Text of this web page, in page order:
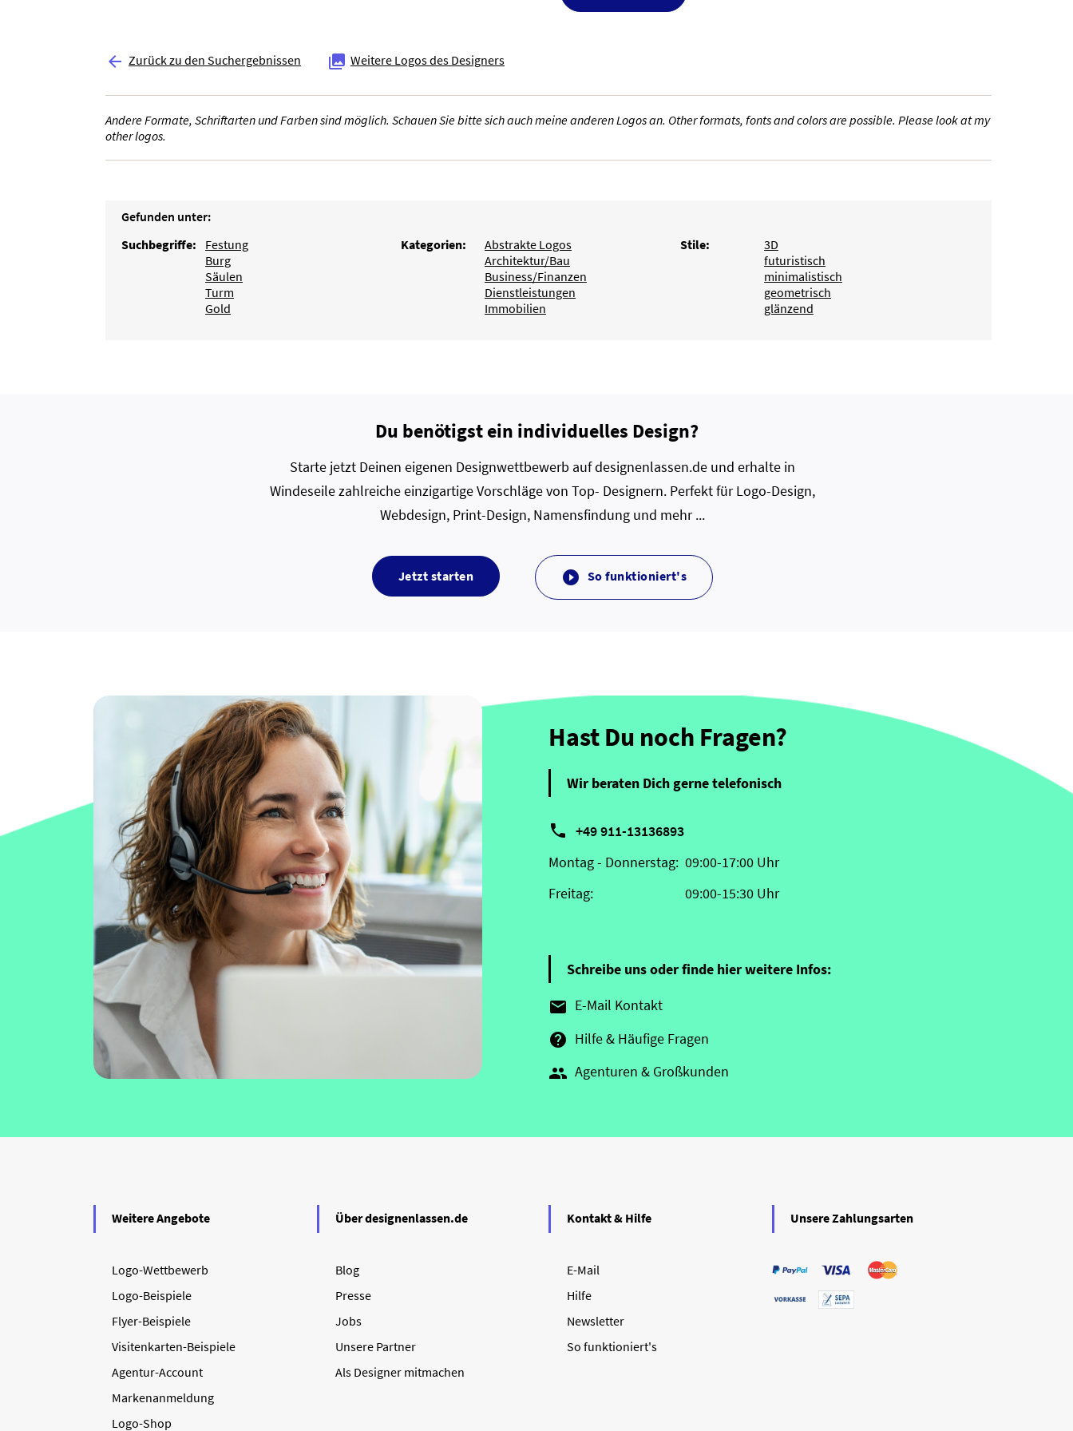
 Zurück zu den Suchergebnissen  Weitere Logos des Designers
Andere Formate, Schriftarten und Farben sind möglich. Schauen Sie bitte sich auch meine anderen Logos an. Other formats, fonts and colors are possible. Please look at my
other logos.
Gefunden unter:
Suchbegriffe:
Festung
Burg
Säulen
Turm
Gold
Kategorien:
Abstrakte Logos
Architektur/Bau
Business/Finanzen
Dienstleistungen
Immobilien
Stile:
3D
futuristisch
minimalistisch
geometrisch
glänzend
Du benötigst ein individuelles Design?
Starte jetzt Deinen eigenen Designwettbewerb auf designenlassen.de und erhalte in
Windeseile zahlreiche einzigartige Vorschläge von Top- Designern. Perfekt für Logo-Design,
Webdesign, Print-Design, Namensfindung und mehr ...
Jetzt starten  So funktioniert's
Hast Du noch Fragen?
Wir beraten Dich gerne telefonisch
 +49 911-13136893
Montag - Donnerstag:
Freitag:
09:00-17:00 Uhr
09:00-15:30 Uhr
Schreibe uns oder finde hier weitere Infos:
 E-Mail Kontakt
 Hilfe & Häufige Fragen
 Agenturen & Großkunden
Weitere Angebote
Logo-Wettbewerb
Logo-Beispiele
Flyer-Beispiele
Visitenkarten-Beispiele
Agentur-Account
Markenanmeldung
Logo-Shop
Über designenlassen.de
Blog
Presse
Jobs
Unsere Partner
Als Designer mitmachen
Kontakt & Hilfe
E-Mail
Hilfe
Newsletter
So funktioniert's
Unsere Zahlungsarten